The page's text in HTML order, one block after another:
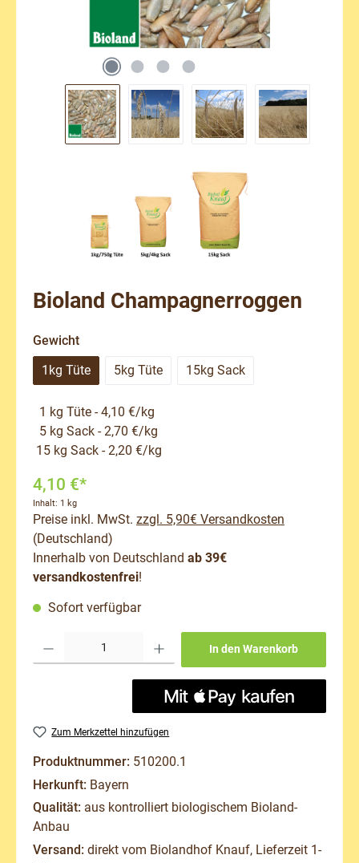
Bioland Champagnerroggen
Gewichtauswählen
1kg Tüte 5kg Tüte 15kg Sack
1 kg Tüte - 4,10 €/kg
5 kg Sack - 2,70 €/kg
15 kg Sack - 2,20 €/kg
4,10 €*
Inhalt: 1 kg
Preise inkl. MwSt. zzgl. 5,90€ Versandkosten
(Deutschland)
Innerhalb von Deutschland ab 39€
versandkostenfrei!
Sofort verfügbar
In den Warenkorb
Zum Merkzettel hinzufügen
Produktnummer: 510200.1
Herkunft: Bayern
Qualität: aus kontrolliert biologischem Bioland-
Anbau
Versand: direkt vom Biolandhof Knauf, Lieferzeit 1-